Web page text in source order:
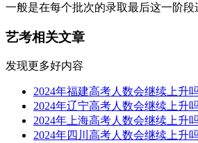
一般是在每个批次的录取最后这一阶段
艺考相关文章
发现更多好内容
2024年福建高考人数会继续上升
2024年辽宁高考人数会继续上升
2024年上海高考人数会继续上升
2024年四川高考人数会继续上升